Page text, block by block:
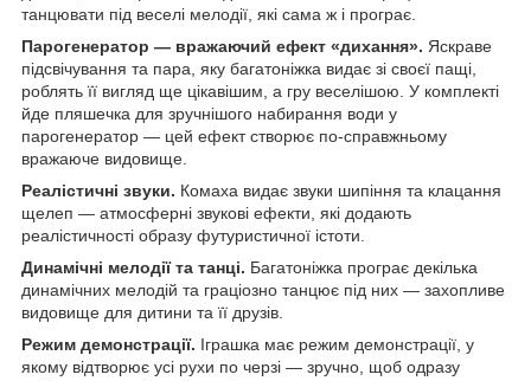
танцювати під веселі мелодії, які сама ж і програє.
Парогенератор — вражаючий ефект «дихання». Яскраве
підсвічування та пара, яку багатоніжка видає зі своєї пащі,
роблять її вигляд ще цікавішим, а гру веселішою. У комплекті
йде пляшечка для зручнішого набирання води у
парогенератор — цей ефект створює по-справжньому
вражаюче видовище.
Реалістичні звуки. Комаха видає звуки шипіння та клацання
щелеп — атмосферні звукові ефекти, які додають
реалістичності образу футуристичної істоти.
Динамічні мелодії та танці. Багатоніжка програє декілька
динамічних мелодій та граціозно танцює під них — захопливе
видовище для дитини та її друзів.
Режим демонстрації. Іграшка має режим демонстрації, у
якому відтворює усі рухи по черзі — зручно, щоб одразу